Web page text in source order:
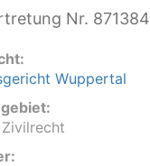
Nr. 871384
Wuppertal